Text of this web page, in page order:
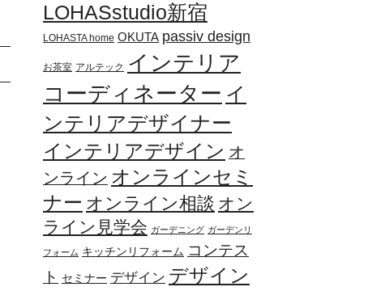
LOHASstudio新宿
LOHASTA home OKUTA passiv design
お茶室 アルテック インテリア
コーディネーター イ
ンテリアデザイナー
インテリアデザイン オ
ンライン オンラインセミ
ナー オンライン相談 オン
ライン見学会 ガーデニング ガーデンリ
フォーム キッチンリフォーム コンテス
ト セミナー デザイン デザイン